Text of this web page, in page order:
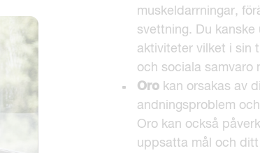
muskeldarrningar,
svettning. Du
aktiviteter vilket i sin
och sociala samvaro
Oro kan orsakas av
andningsproblem
Oro kan också
uppsatta mål och